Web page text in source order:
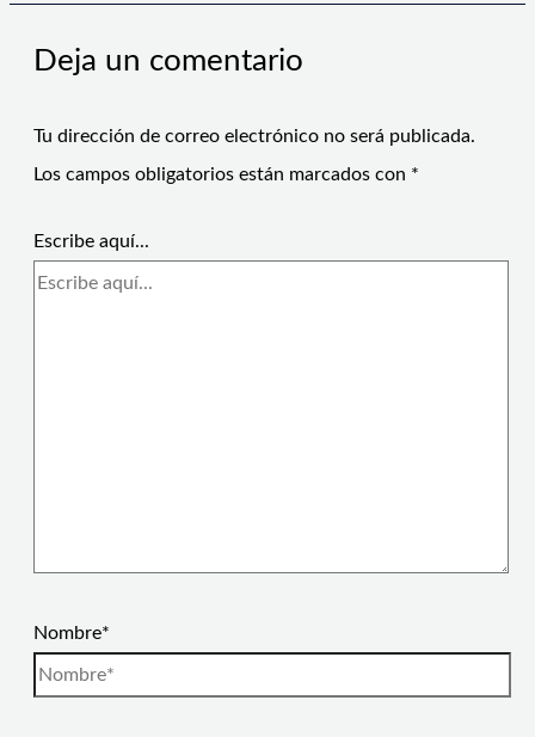
Deja un comentario
Tu dirección de correo electrónico no será publicada.
Los campos obligatorios están marcados con *
Escribe aquí...
Nombre*